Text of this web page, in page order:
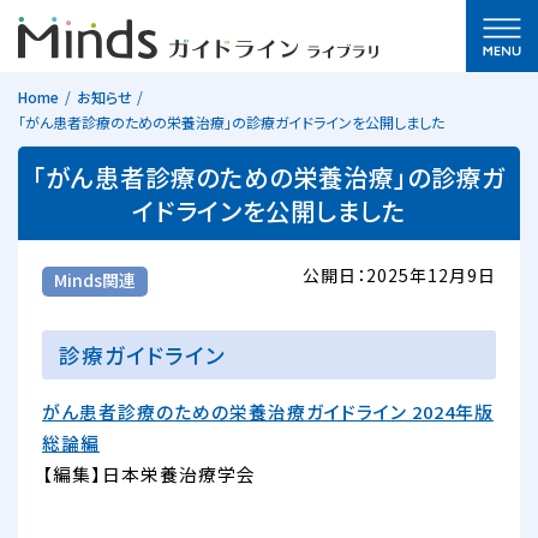
Home
お知らせ
「がん患者診療のための栄養治療」の診療ガイドラインを公開しました
「がん患者診療のための栄養治療」の診療ガ
イドラインを公開しました
Minds関連 公開日：2025年12月9日
診療ガイドライン
がん患者診療のための栄養治療ガイドライン 2024年版
総論編
【編集】日本栄養治療学会